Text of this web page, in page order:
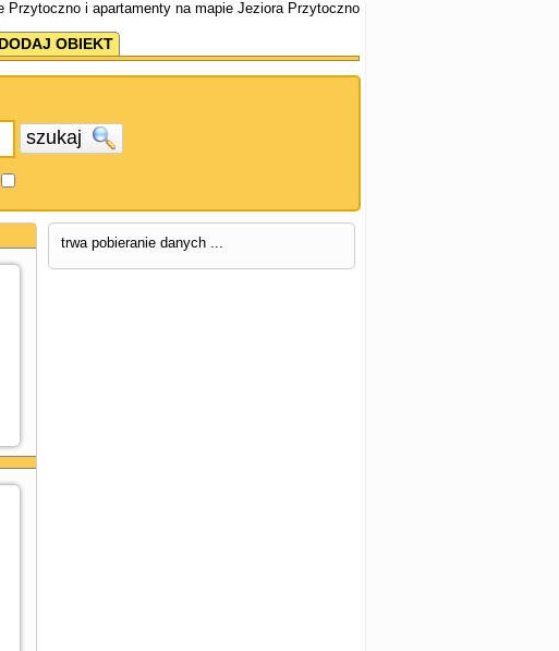
i apartamenty na mapie Jeziora Przytoczno
DODAJ OBIEKT
szukaj
trwa pobieranie danych ...